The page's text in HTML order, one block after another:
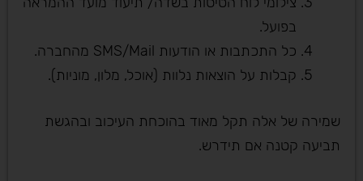
בפועל.
כל התכתבות או הודעות SMS/Mail מהחברה.
קבלות על הוצאות נלוות (אוכל, מלון, מוניות).
שמירה של אלה תקל מאוד בהוכחת העיכוב ובהגשת
תביעה קטנה אם תידרש.